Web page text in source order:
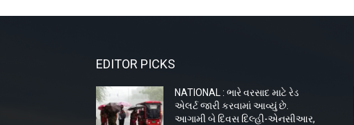
EDITOR PICKS
NATIONAL : ભારે વરસાદ માટે રેડ
એલર્ટ જારી કરવામાં આવ્યું છે.
આગામી બે દિવસ દિલ્હી-એનસીઆર,